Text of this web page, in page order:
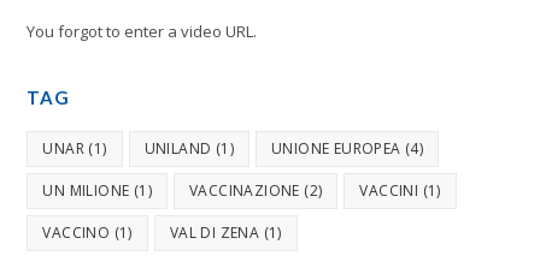
You forgot to enter a video URL.
TAG
UNAR (1) UNILAND (1) UNIONE EUROPEA (4)
UN MILIONE (1) VACCINAZIONE (2) VACCINI (1)
VACCINO (1) VAL DI ZENA (1)